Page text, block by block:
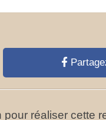
réaliser cette